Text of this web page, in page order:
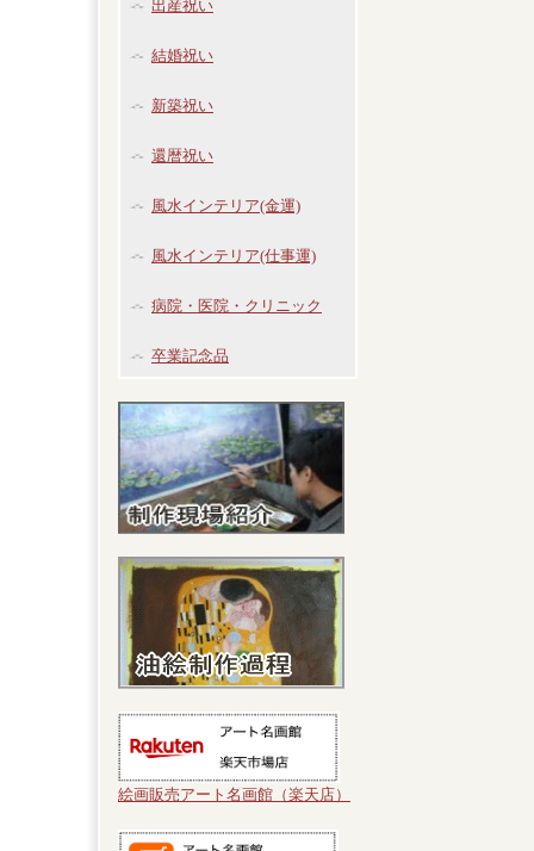
出産祝い
結婚祝い
新築祝い
還暦祝い
風水インテリア(金運)
風水インテリア(仕事運)
病院・医院・クリニック
卒業記念品
絵画販売アート名画館（楽天店）